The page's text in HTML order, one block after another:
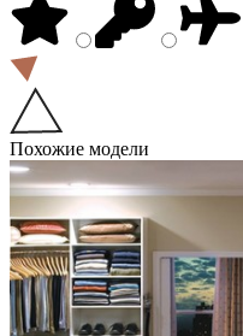
Похожие модели